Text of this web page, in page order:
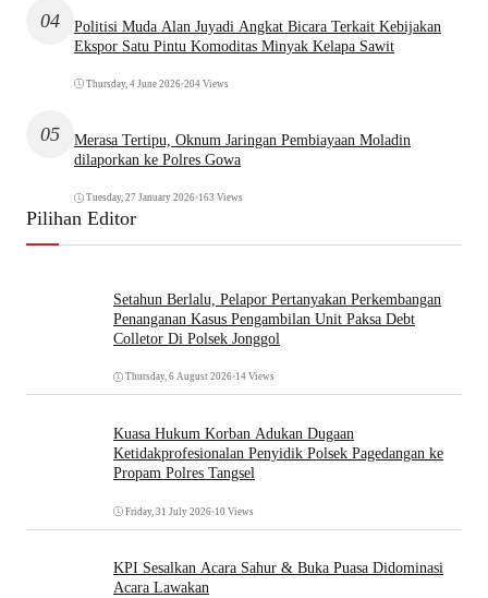
04
Politisi Muda Alan Juyadi Angkat Bicara Terkait Kebijakan
Ekspor Satu Pintu Komoditas Minyak Kelapa Sawit
Thursday, 4 June 2026•204 Views
05
Merasa Tertipu, Oknum Jaringan Pembiayaan Moladin
dilaporkan ke Polres Gowa
Tuesday, 27 January 2026•163 Views
Pilihan Editor
Setahun Berlalu, Pelapor Pertanyakan Perkembangan
Penanganan Kasus Pengambilan Unit Paksa Debt
Colletor Di Polsek Jonggol
Thursday, 6 August 2026•14 Views
Kuasa Hukum Korban Adukan Dugaan
Ketidakprofesionalan Penyidik Polsek Pagedangan ke
Propam Polres Tangsel
Friday, 31 July 2026•10 Views
KPI Sesalkan Acara Sahur & Buka Puasa Didominasi
Acara Lawakan